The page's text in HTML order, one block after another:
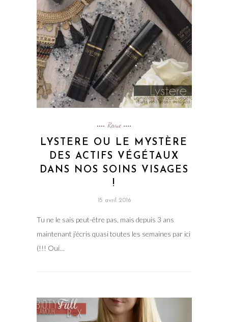
Revue
LYSTERE OU LE MYSTÈRE
DES ACTIFS VÉGÉTAUX
DANS NOS SOINS VISAGES
!
15 avril 2016
Tu ne le sais peut-être pas, mais depuis 3 ans
maintenant j’écris quasi toutes les semaines par ici
(!!! Oui…